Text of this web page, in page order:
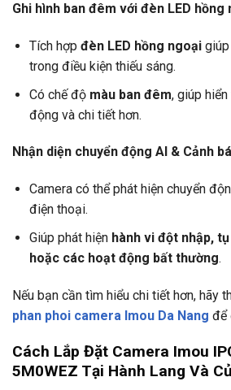
Ghi hình ban đêm với đèn LED hồng
Tích hợp đèn LED hồng ngoạigiúp
trong điều kiện thiếu sáng.
Có chế độ màu ban đêm, giúp
động và chi tiết hơn.
Nhận diện chuyển động AI & Cảnh
Camera có thể phát hiện chuyển
điện thoại.
Giúp phát hiện hành vi đột nhập,
hoặc các hoạt động bất thường.
Nếu bạn cần tìm hiểu chi tiết hơn, hãy
phan phoi camera Imou Da Nang để
Cách Lắp Đặt Camera Imou
5M0WEZ Tại Hành Lang Và